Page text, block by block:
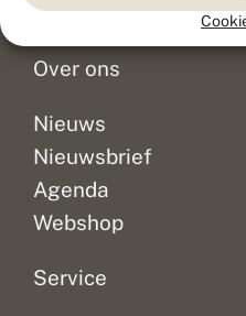
Doneer
Over ons
Nieuws
Nieuwsbrief
Agenda
Webshop
Service